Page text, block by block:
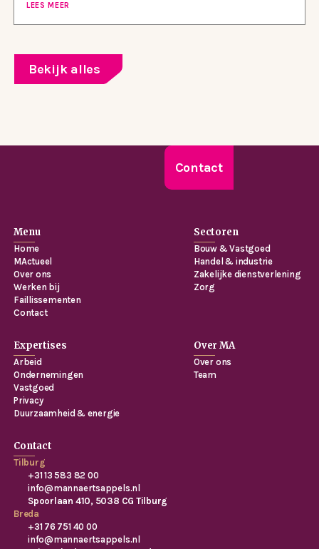
LEES MEER
Bekijk alles
Contact
Menu
Home
MActueel
Over ons
Werken bij
Faillissementen
Contact
Sectoren
Bouw & Vastgoed
Handel & industrie
Zakelijke dienstverlening
Zorg
Expertises
Arbeid
Ondernemingen
Vastgoed
Privacy
Duurzaamheid & energie
Over MA
Over ons
Team
Contact
Tilburg
+31 13 583 82 00
info@mannaertsappels.nl
Spoorlaan 410, 5038 CG Tilburg
Breda
+31 76 751 40 00
info@mannaertsappels.nl